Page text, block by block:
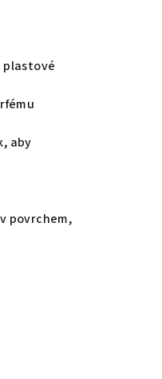
plastové
aby
povrchem,